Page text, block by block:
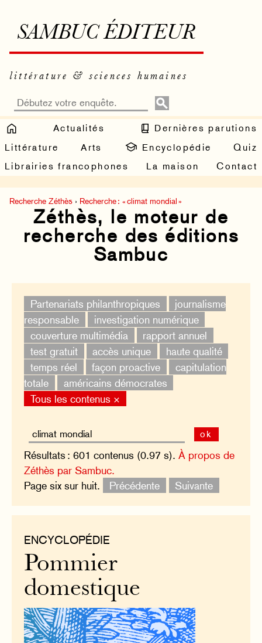
SAMBUC ÉDITEUR
littérature & sciences humaines
Actualités
Dernières parutions
Littérature
Arts Encyclopédie
Quiz
Librairies francophones
La maison Contact
Recherche Zéthès › Recherche : « climat mondial »
Zéthès, le moteur de
recherche des éditions
Sambuc
Partenariats philanthropiques
journalisme
responsable
investigation numérique
couverture multimédia
rapport annuel
test gratuit
accès unique
haute qualité
temps réel
façon proactive
capitulation
totale
américains démocrates
Tous les contenus ×
ok
Résultats : 601 contenus (0.97 s).À propos de
Zéthès par Sambuc.
Page six sur huit.
Précédente Suivante
ENCYCLOPÉDIE
Pommier
domestique